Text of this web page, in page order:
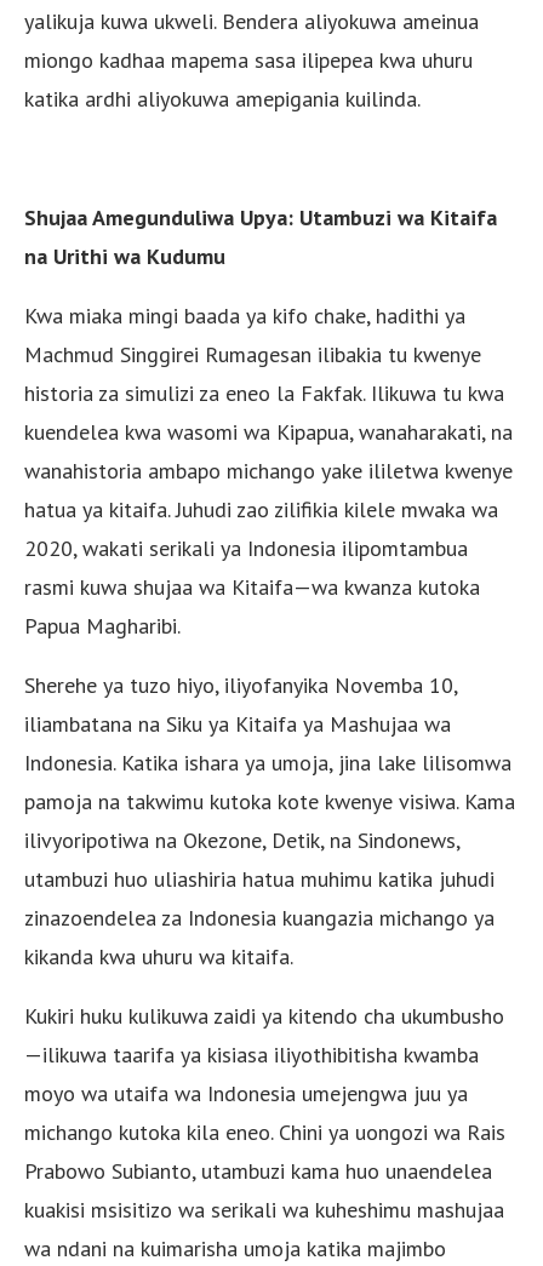
yalikuja kuwa ukweli. Bendera aliyokuwa ameinua
miongo kadhaa mapema sasa ilipepea kwa uhuru
katika ardhi aliyokuwa amepigania kuilinda.
Shujaa Amegunduliwa Upya: Utambuzi wa Kitaifa
na Urithi wa Kudumu
Kwa miaka mingi baada ya kifo chake, hadithi ya
Machmud Singgirei Rumagesan ilibakia tu kwenye
historia za simulizi za eneo la Fakfak. Ilikuwa tu kwa
kuendelea kwa wasomi wa Kipapua, wanaharakati, na
wanahistoria ambapo michango yake ililetwa kwenye
hatua ya kitaifa. Juhudi zao zilifikia kilele mwaka wa
2020, wakati serikali ya Indonesia ilipomtambua
rasmi kuwa shujaa wa Kitaifa—wa kwanza kutoka
Papua Magharibi.
Sherehe ya tuzo hiyo, iliyofanyika Novemba 10,
iliambatana na Siku ya Kitaifa ya Mashujaa wa
Indonesia. Katika ishara ya umoja, jina lake lilisomwa
pamoja na takwimu kutoka kote kwenye visiwa. Kama
ilivyoripotiwa na Okezone, Detik, na Sindonews,
utambuzi huo uliashiria hatua muhimu katika juhudi
zinazoendelea za Indonesia kuangazia michango ya
kikanda kwa uhuru wa kitaifa.
Kukiri huku kulikuwa zaidi ya kitendo cha ukumbusho
—ilikuwa taarifa ya kisiasa iliyothibitisha kwamba
moyo wa utaifa wa Indonesia umejengwa juu ya
michango kutoka kila eneo. Chini ya uongozi wa Rais
Prabowo Subianto, utambuzi kama huo unaendelea
kuakisi msisitizo wa serikali wa kuheshimu mashujaa
wa ndani na kuimarisha umoja katika majimbo